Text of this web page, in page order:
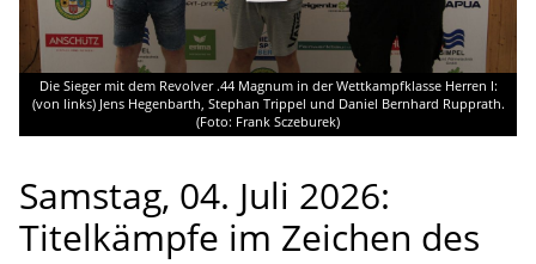
Die Sieger mit dem Revolver .44 Magnum in der Wettkampfklasse Herren I:
(von links) Jens Hegenbarth, Stephan Trippel und Daniel Bernhard Rupprath.
(Foto: Frank Sczeburek)
Samstag, 04. Juli 2026:
Titelkämpfe im Zeichen des